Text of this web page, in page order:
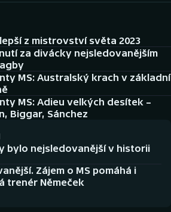
z mistrovství světa 2023
za divácky nejsledovanějším
MS: Australský krach v základní
MS: Adieu velkých desítek –
Biggar, Sánchez
bylo nejsledovanější v historii
Zájem o MS pomáhá i
trenér Němeček